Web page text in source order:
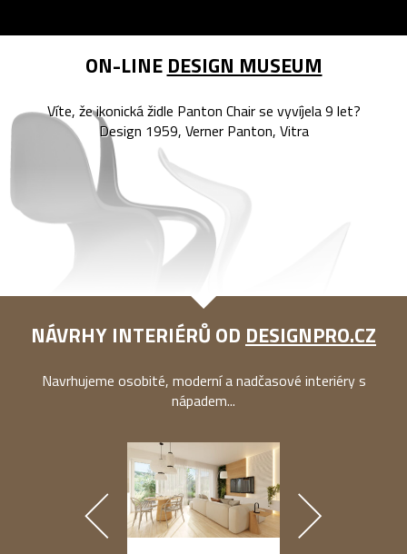
ON-LINE DESIGN MUSEUM
Víte, že ikonická židle Panton Chair se vyvíjela 9 let?
Design 1959, Verner Panton, Vitra
NÁVRHY INTERIÉRŮ OD DESIGNPRO.CZ
Navrhujeme osobité, moderní a nadčasové interiéry s
nápadem...